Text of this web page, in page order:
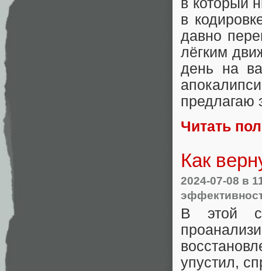
в
давно
лёгким
день на
предлагаю
Читать
Как
2024-07-08 в
В этой
упустил,